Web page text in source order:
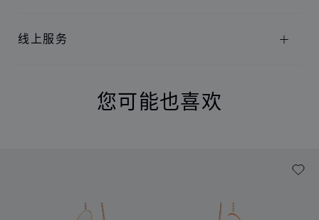
线上服务
您可能也喜欢